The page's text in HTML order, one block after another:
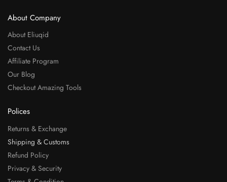
About Company
About Eliuqid
Contact Us
Affiliate Program
Our Blog
Checkout Amazing Tools
Polices
Returns & Exchange
Shipping & Customs
Refund Policy
Privacy & Security